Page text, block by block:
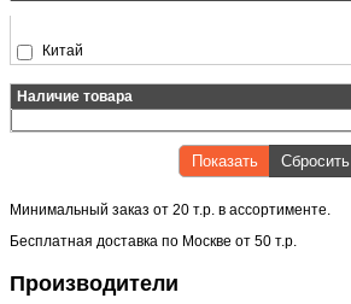
Китай
Наличие товара
Показать Сбросить
Минимальный заказ от 20 т.р. в ассортименте.
Бесплатная доставка по Москве от 50 т.р.
Производители